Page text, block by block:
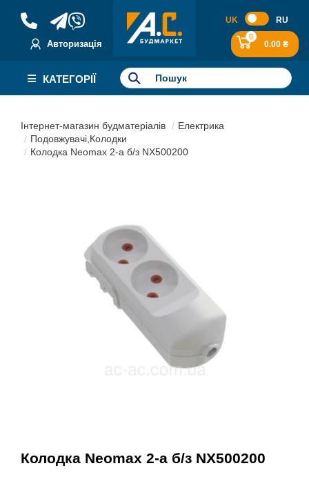
Авторизація
UK RU
0
0.00 ₴
КАТЕГОРІЇ
Інтернет-магазин будматеріалів
Електрика
Подовжувачі,Колодки
Колодка Neomax 2-а б/з NX500200
Колодка Neomax 2-а б/з NX500200